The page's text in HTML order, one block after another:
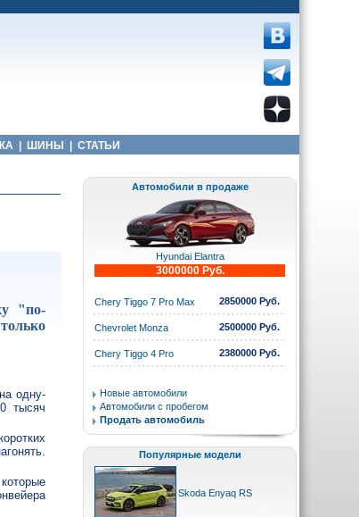
ШИНЫ СТАТЬИ
"по-
одну-
тысяч
Автомобили в продаже
Hyundai Elantra
3000000 Руб.
Chery Tiggo 7 Pro Max 2850000 Руб.
Chevrolet Monza 2500000 Руб.
Chery Tiggo 4 Pro 2380000 Руб.
Новые автомобили
Автомобили с пробегом
Продать автомобиль
Популярные модели
Skoda Enyaq RS